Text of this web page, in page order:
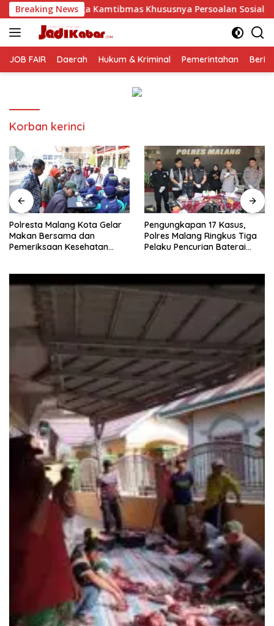
Langsung
ke
konten
Breaking News
Khususnya Persoalan Sosial Polresta Malang
JOB FAIR Daerah Hukum & Kriminal Pemerintahan
Korban kerinci
Polresta Malang Kota Gelar
Makan Bersama dan
Pemeriksaan Kesehatan
Pengungkapan 17 Kasus,
Polres Malang Ringkus Tiga
Pelaku Pencurian Baterai